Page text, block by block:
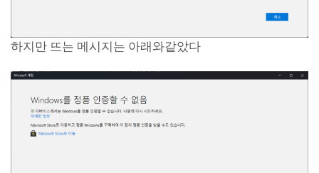
하지만 뜨는 메시지는 아래와같았다